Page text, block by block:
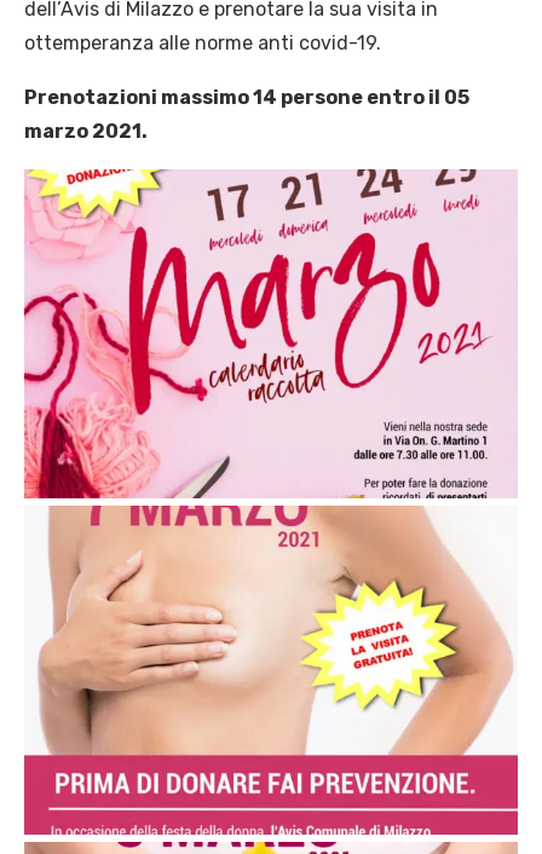
dell’Avis di Milazzo e prenotare la sua visita in
ottemperanza alle norme anti covid-19.
Prenotazioni massimo 14 persone entro il 05
marzo 2021.